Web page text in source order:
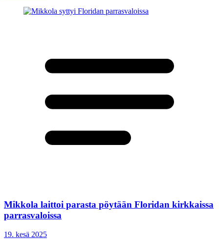
Mikkola laittoi parasta pöytään Floridan kirkkaissa
parrasvaloissa
19. kesä 2025